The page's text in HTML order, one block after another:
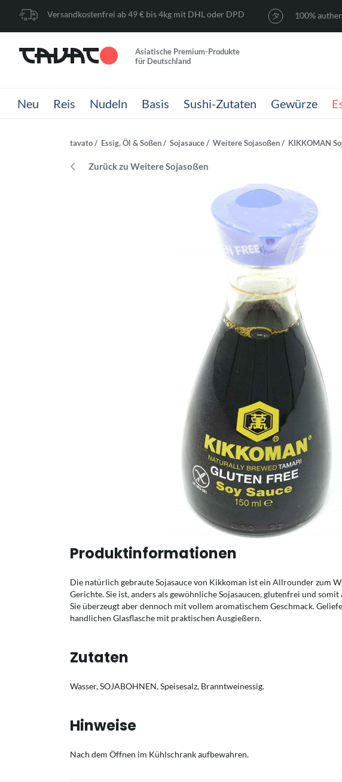
Versandkostenfrei ab 49 € bis 4kg mit DHL oder DPD 100%
Asiatische Premium-Produkte
für Deutschland
Neu Reis Nudeln Basis Sushi-Zutaten Gewürze
tavato Essig, Öl & Soßen Sojasauce Weitere Sojasoßen KIKKOMAN
Zurück zu Weitere Sojasoßen
Produktinformationen
Die natürlich gebraute Sojasauce von Kikkoman ist ein Allrounder zum
Gerichte. Sie ist, anders als gewöhnliche Sojasaucen, glutenfrei und
Sie überzeugt aber dennoch mit vollem aromatischem Geschmack.
handlichen Glasflasche mit praktischen Ausgießern.
Zutaten
Wasser, SOJABOHNEN, Speisesalz, Branntweinessig.
Hinweise
Nach dem Öffnen im Kühlschrank aufbewahren.